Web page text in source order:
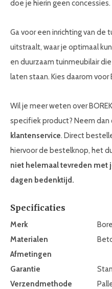
doe je hierin geen concessies.
Ga voor een inrichting van de
uitstraalt, waar je optimaal
en duurzaam tuinmeubilair
laten staan. Kies daarom voor
Wil je meer weten over
specifiek product? Neem
klantenservice. Direct
hiervoor de bestelknop, het
niet helemaal tevreden met
dagen bedenktijd.
Specificaties
Merk
Materialen
Afmetingen
Garantie
Verzendmethode